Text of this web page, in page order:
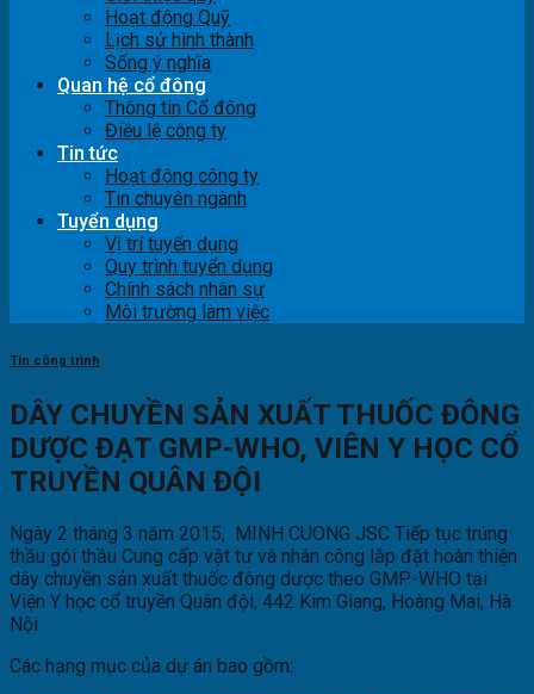
Hoạt động Quỹ
Lịch sử hình thành
Sống ý nghĩa
Quan hệ cổ đông
Thông tin Cổ đông
Điều lệ công ty
Tin tức
Hoạt động công ty
Tin chuyên ngành
Tuyển dụng
Vị trí tuyển dụng
Quy trình tuyển dụng
Chính sách nhân sự
Môi trường làm việc
Tin công trình
DÂY CHUYỀN SẢN XUẤT THUỐC ĐÔNG
DƯỢC ĐẠT GMP-WHO, VIÊN Y HỌC CỔ
TRUYỀN QUÂN ĐỘI
Ngày 2 tháng 3 năm 2015, MINH CUONG JSC Tiếp tục trúng
thầu gói thầu Cung cấp vật tư và nhân công lắp đặt hoàn thiện
dây chuyền sản xuất thuốc đông dược theo GMP-WHO tại
Viện Y học cổ truyền Quân đội, 442 Kim Giang, Hoàng Mai, Hà
Nội
Các hạng mục của dự án bao gồm: